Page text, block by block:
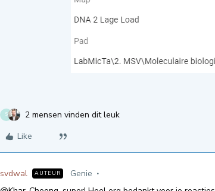
S
2 mensen vinden dit leuk
Like
svdwal AUTEUR Genie